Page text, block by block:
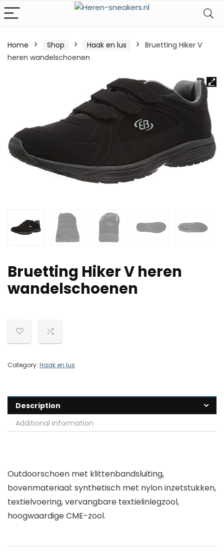
Home Shop Haak en lus
Bruetting Hiker V
heren wandelschoenen
Bruetting Hiker V heren
wandelschoenen
Category: Haak en lus
Description
Additional information
Outdoorschoen met klittenbandsluiting,
bovenmateriaal: synthetisch met nylon inzetstukken,
textielvoering, vervangbare textielinlegzool,
hoogwaardige CME-zool.